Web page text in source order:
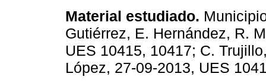
Material estudiado.
Gutiérrez, E. Hernández, R.
UES 10415, 10417; C.
López, 27-09-2013, UES